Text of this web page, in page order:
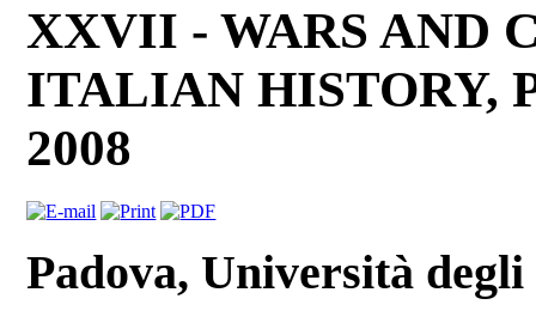
XXVII - WARS AND
ITALIAN HISTORY,
2008
Padova, Università